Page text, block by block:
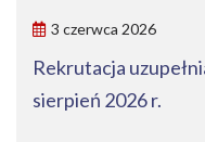
3 czerwca 2026
Rekrutacja
sierpień 2026 r.